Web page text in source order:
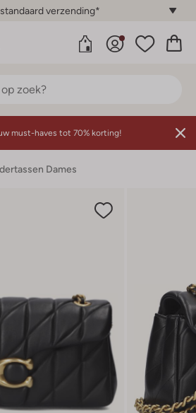
verzending*
must-haves tot 70% korting!
Dames